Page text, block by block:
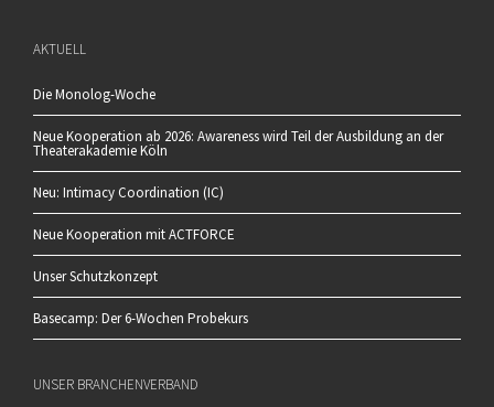
AKTUELL
Die Monolog-Woche
Neue Kooperation ab 2026: Awareness wird Teil der Ausbildung an der
Theaterakademie Köln
Neu: Intimacy Coordination (IC)
Neue Kooperation mit ACTFORCE
Unser Schutzkonzept
Basecamp: Der 6-Wochen Probekurs
UNSER BRANCHENVERBAND